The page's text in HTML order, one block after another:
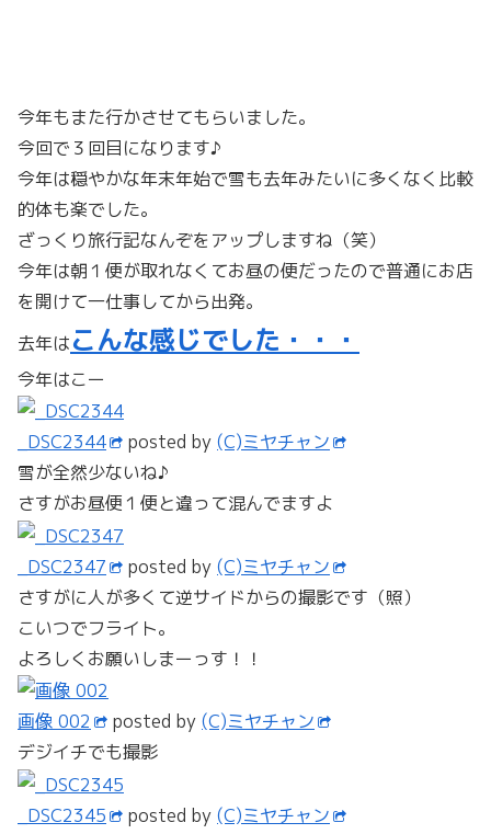
今年もまた行かさせてもらいました。
今回で３回目になります♪
今年は穏やかな年末年始で雪も去年みたいに多くなく比較
的体も楽でした。
ざっくり旅行記なんぞをアップしますね（笑）
今年は朝１便が取れなくてお昼の便だったので普通にお店
を開けて一仕事してから出発。
去年はこんな感じでした・・・
今年はこー
_DSC2344 posted by (C)ミヤチャン
雪が全然少ないね♪
さすがお昼便１便と違って混んでますよ
_DSC2347 posted by (C)ミヤチャン
さすがに人が多くて逆サイドからの撮影です（照）
こいつでフライト。
よろしくお願いしまーっす！！
画像 002 posted by (C)ミヤチャン
デジイチでも撮影
_DSC2345 posted by (C)ミヤチャン